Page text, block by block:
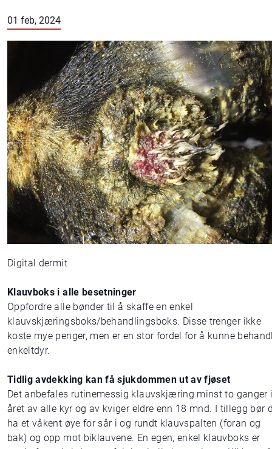
01 feb, 2024
Digital dermit
Klauvboks i alle besetninger
Oppfordre alle bønder til å skaffe en enkel
klauvskjæringsboks/behandlingsboks. Disse trenger ikke
koste mye penger, men er en stor fordel for å kunne
enkeltdyr.
Tidlig avdekking kan få sjukdommen ut av fjøset
Det anbefales rutinemessig klauvskjæring minst to ganger
året av alle kyr og av kviger eldre enn 18 mnd. I tillegg bør
ha et våkent øye for sår i og rundt klauvspalten (foran og
bak) og opp mot biklauvene. En egen, enkel klauvboks er